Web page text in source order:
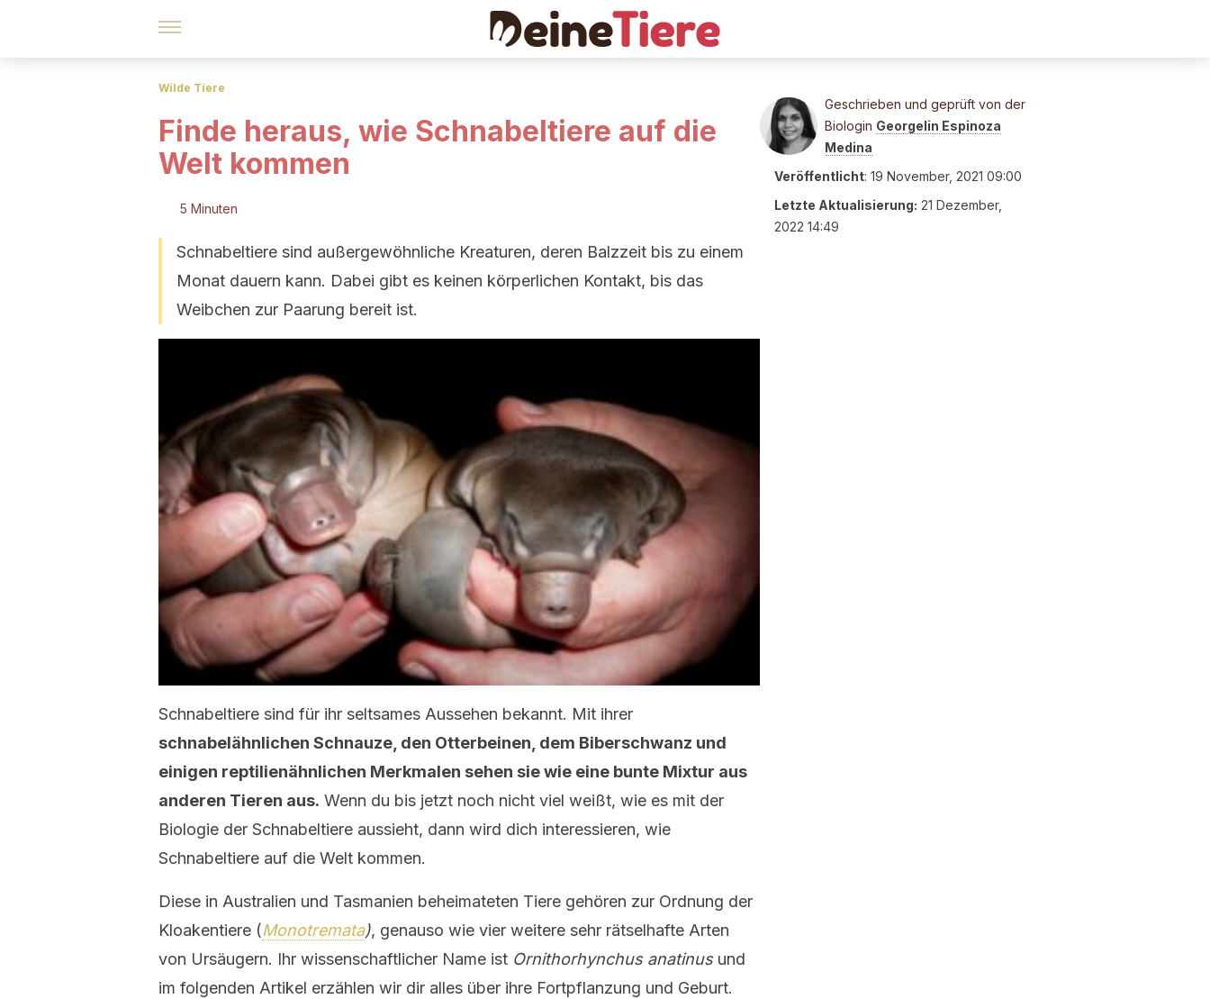
Wilde Tiere
Finde heraus, wie Schnabeltiere auf die
Welt kommen
5 Minuten
Schnabeltiere sind außergewöhnliche Kreaturen, deren Balzzeit bis zu einem
Monat dauern kann. Dabei gibt es keinen körperlichen Kontakt, bis das
Weibchen zur Paarung bereit ist.
Schnabeltiere sind für ihr seltsames Aussehen bekannt. Mit ihrer
schnabelähnlichen Schnauze, den Otterbeinen, dem Biberschwanz und
einigen reptilienähnlichen Merkmalen sehen sie wie eine bunte Mixtur aus
anderen Tieren aus. Wenn du bis jetzt noch nicht viel weißt, wie es mit der
Biologie der Schnabeltiere aussieht, dann wird dich interessieren, wie
Schnabeltiere auf die Welt kommen.
Diese in Australien und Tasmanien beheimateten Tiere gehören zur Ordnung der
Kloakentiere (Monotremata), genauso wie vier weitere sehr rätselhafte Arten
von Ursäugern. Ihr wissenschaftlicher Name ist Ornithorhynchus anatinus und
im folgenden Artikel erzählen wir dir alles über ihre Fortpflanzung und Geburt.
Geschrieben und geprüft von der
Biologin Georgelin Espinoza
Medina
Veröffentlicht: 19 November, 2021 09:00
Letzte Aktualisierung: 21 Dezember,
2022 14:49